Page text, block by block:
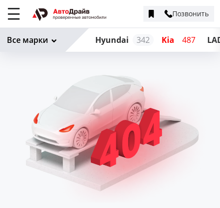
Позвонить
Hyundai 342 Kia 487
Все марки